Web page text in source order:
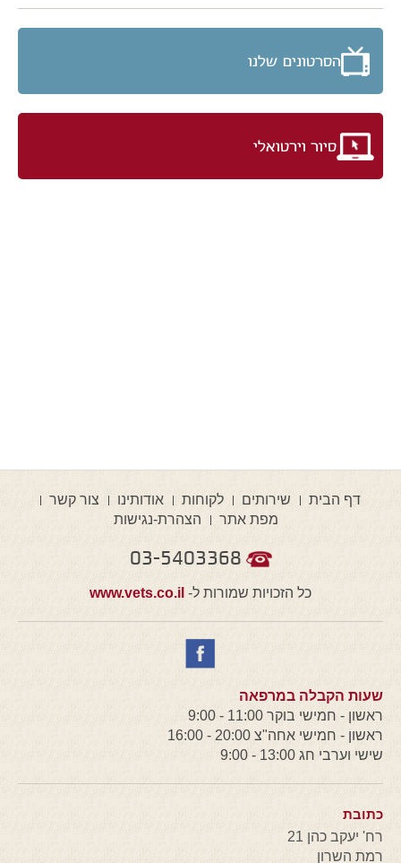
הסרטונים שלנו
סיור וירטואלי
דף הבית שירותים לקוחות אודותינו
צור קשר
מפת אתר
הצהרת-נגישות
03-5403368
כל הזכויות שמורות ל- www.vets.co.il
שעות הקבלה במרפאה
ראשון - חמישי בוקר 11:00 - 9:00
ראשון - חמישי אחה"צ 20:00 - 16:00
שישי וערבי חג 13:00 - 9:00
כתובת
רח' יעקב כהן 21
רמת השרון